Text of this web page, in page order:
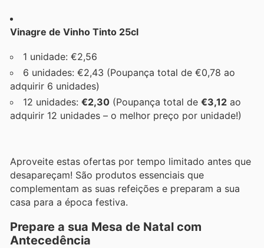
Vinagre de Vinho Tinto 25cl
1 unidade: €2,56
6 unidades: €2,43 (Poupança total de €0,78 ao
adquirir 6 unidades)
12 unidades: €2,30 (Poupança total de €3,12 ao
adquirir 12 unidades – o melhor preço por unidade!)
Aproveite estas ofertas por tempo limitado antes que
desapareçam! São produtos essenciais que
complementam as suas refeições e preparam a sua
casa para a época festiva.
Prepare a sua Mesa de Natal com
Antecedência